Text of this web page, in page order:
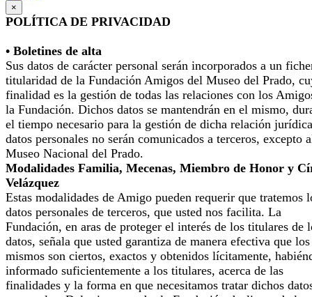
×
POLÍTICA DE PRIVACIDAD
• Boletines de alta
Sus datos de carácter personal serán incorporados a un
titularidad de la Fundación Amigos del Museo del Prado,
finalidad es la gestión de todas las relaciones con los
la Fundación. Dichos datos se mantendrán en el mismo,
el tiempo necesario para la gestión de dicha relación
datos personales no serán comunicados a terceros, excepto
Museo Nacional del Prado.
Modalidades Familia, Mecenas, Miembro de Honor y
Velázquez
Estas modalidades de Amigo pueden requerir que tratemos
datos personales de terceros, que usted nos facilita. La
Fundación, en aras de proteger el interés de los titulares de
datos, señala que usted garantiza de manera efectiva que los
mismos son ciertos, exactos y obtenidos lícitamente,
informado suficientemente a los titulares, acerca de las
finalidades y la forma en que necesitamos tratar dichos